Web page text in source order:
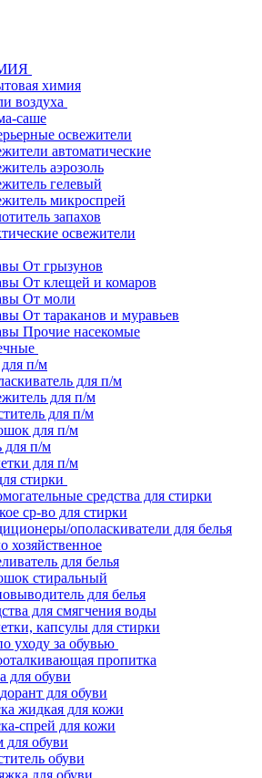
химия
воздуха
саше
освежители
автоматические
аэрозоль
гелевый
микроспрей
запахов
освежители
От грызунов
От клещей и комаров
От моли
От тараканов и муравьев
Прочие насекомые
для п/м
для п/м
для п/м
для п/м
для п/м
для п/м
для п/м
стирки
средства для стирки
ср-во для стирки
ополаскиватели для белья
хозяйственное
для белья
стиральный
для белья
для смягчения воды
капсулы для стирки
уходу за обувью
пропитка
для обуви
для обуви
жидкая для кожи
спрей для кожи
для обуви
обуви
для обуви